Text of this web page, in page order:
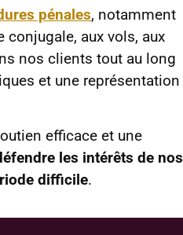
pénales, notamment
conjugale, aux vols, aux
nos clients tout au long
et une représentation
efficace et une
les intérêts de nos
difficile.